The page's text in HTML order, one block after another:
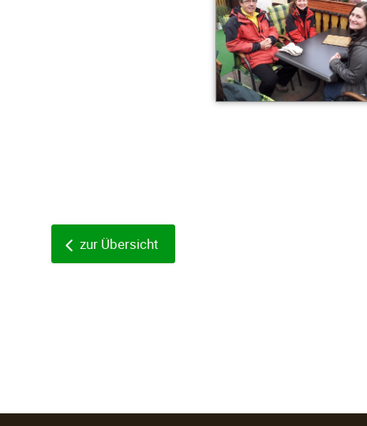
zur Übersicht